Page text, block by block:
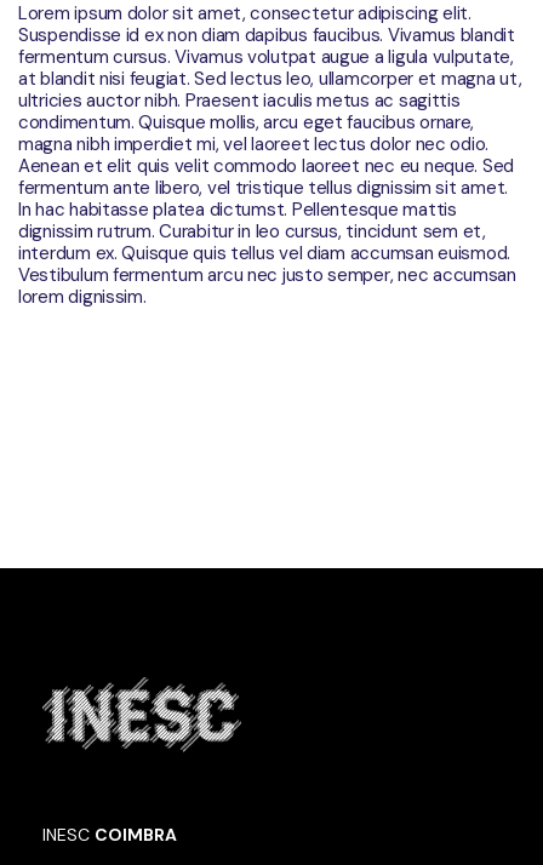
Lorem ipsum dolor sit amet, consectetur adipiscing elit.
Suspendisse id ex non diam dapibus faucibus. Vivamus blandit
fermentum cursus. Vivamus volutpat augue a ligula vulputate,
at blandit nisi feugiat. Sed lectus leo, ullamcorper et magna ut,
ultricies auctor nibh. Praesent iaculis metus ac sagittis
condimentum. Quisque mollis, arcu eget faucibus ornare,
magna nibh imperdiet mi, vel laoreet lectus dolor nec odio.
Aenean et elit quis velit commodo laoreet nec eu neque. Sed
fermentum ante libero, vel tristique tellus dignissim sit amet.
In hac habitasse platea dictumst. Pellentesque mattis
dignissim rutrum. Curabitur in leo cursus, tincidunt sem et,
interdum ex. Quisque quis tellus vel diam accumsan euismod.
Vestibulum fermentum arcu nec justo semper, nec accumsan
lorem dignissim.
INESC COIMBRA